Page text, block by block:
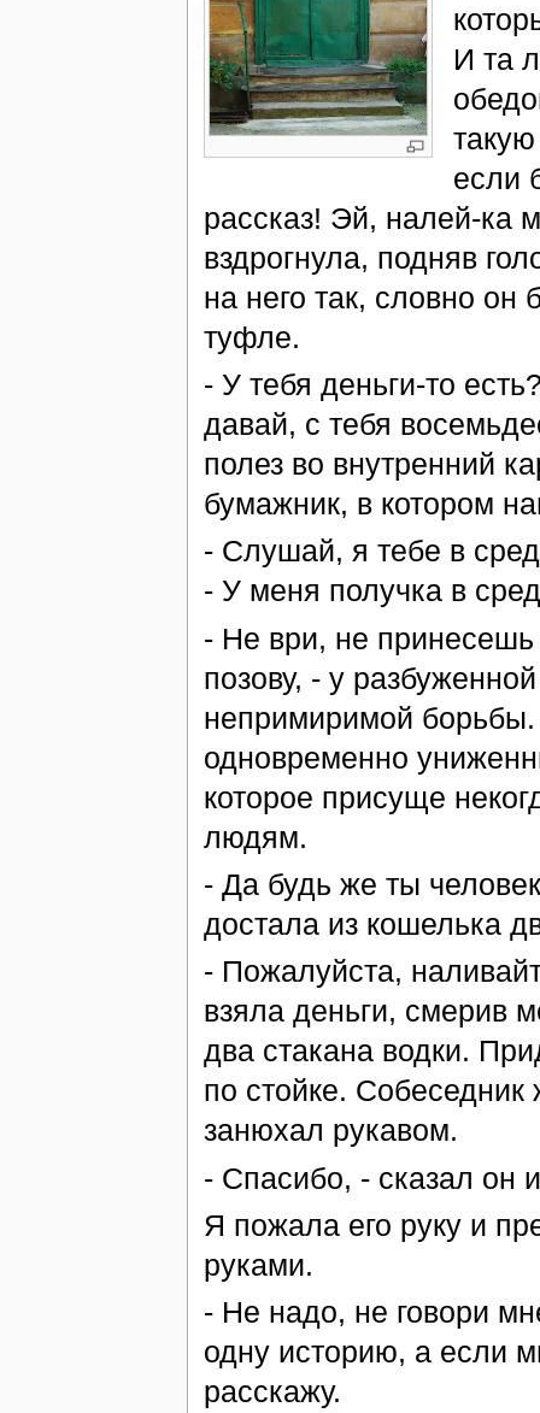
И та
если
рассказ! Эй, налей-ка
вздрогнула, подняв
на него так, словно
туфле.
- У тебя деньги-то
давай, с тебя
полез во внутренний
бумажник, в котором
- Слушай, я тебе в
- У меня получка в
- Не ври, не принесешь
позову, - у
непримиримой
одновременно
которое присуще
людям.
- Да будь же ты
достала из кошелька
- Пожалуйста,
взяла деньги, смерив
два стакана водки.
по стойке.
занюхал рукавом.
- Спасибо, - сказал он
Я пожала его руку и
руками.
- Не надо, не говори
одну историю, а если
расскажу.